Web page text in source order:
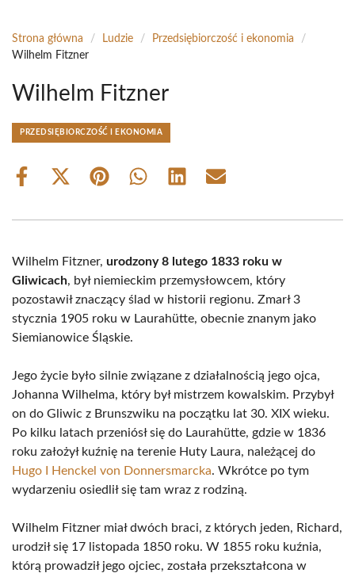
Strona główna / Ludzie / Przedsiębiorczość i ekonomia
/
Wilhelm Fitzner
Wilhelm Fitzner
PRZEDSIĘBIORCZOŚĆ I EKONOMIA
Share
Share
(Twitter)
Share Share Share Share
Wilhelm Fitzner, urodzony 8 lutego 1833 roku w
Gliwicach, był niemieckim przemysłowcem, który
pozostawił znaczący ślad w historii regionu. Zmarł 3
stycznia 1905 roku w Laurahütte, obecnie znanym jako
Siemianowice Śląskie.
Jego życie było silnie związane z działalnością jego ojca,
Johanna Wilhelma, który był mistrzem kowalskim. Przybył
on do Gliwic z Brunszwiku na początku lat 30. XIX wieku.
Po kilku latach przeniósł się do Laurahütte, gdzie w 1836
roku założył kuźnię na terenie Huty Laura, należącej do
Hugo I Henckel von Donnersmarcka. Wkrótce po tym
wydarzeniu osiedlił się tam wraz z rodziną.
Wilhelm Fitzner miał dwóch braci, z których jeden, Richard,
urodził się 17 listopada 1850 roku. W 1855 roku kuźnia,
którą prowadził jego ojciec, została przekształcona w